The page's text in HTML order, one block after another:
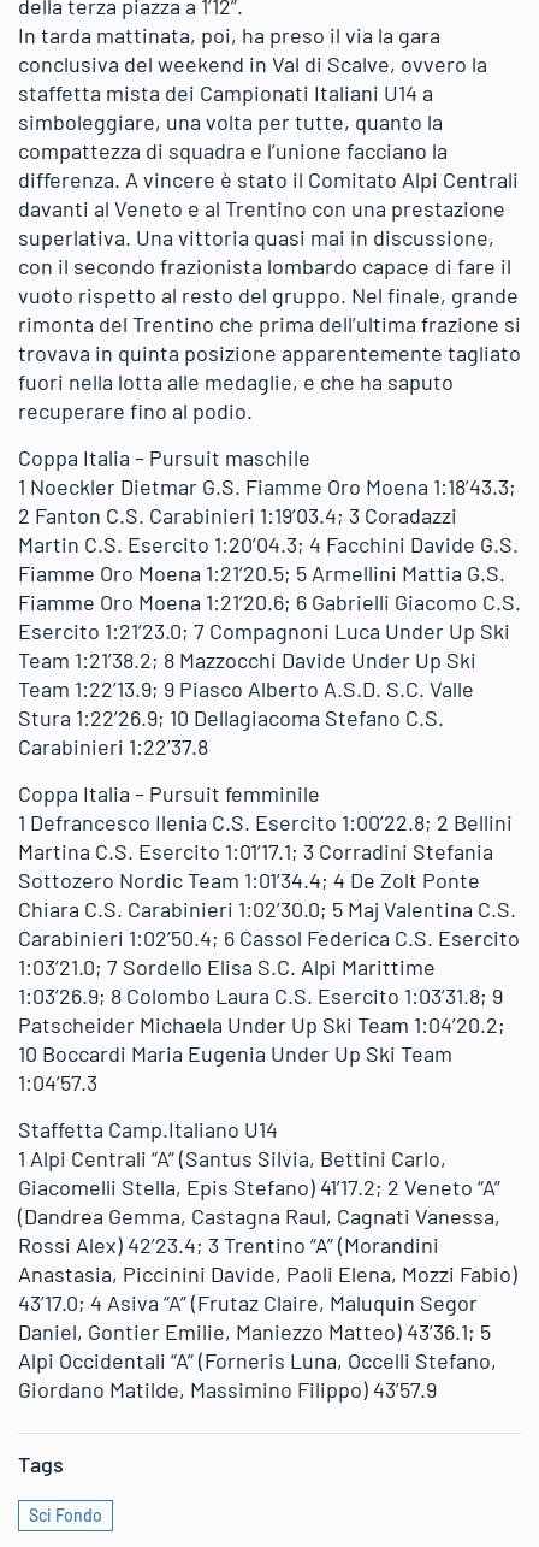
della terza piazza a 1’12”.
In tarda mattinata, poi, ha preso il via la gara
conclusiva del weekend in Val di Scalve, ovvero la
staffetta mista dei Campionati Italiani U14 a
simboleggiare, una volta per tutte, quanto la
compattezza di squadra e l’unione facciano la
differenza. A vincere è stato il Comitato Alpi Centrali
davanti al Veneto e al Trentino con una prestazione
superlativa. Una vittoria quasi mai in discussione,
con il secondo frazionista lombardo capace di fare il
vuoto rispetto al resto del gruppo. Nel finale, grande
rimonta del Trentino che prima dell’ultima frazione si
trovava in quinta posizione apparentemente tagliato
fuori nella lotta alle medaglie, e che ha saputo
recuperare fino al podio.
Coppa Italia – Pursuit maschile
1 Noeckler Dietmar G.S. Fiamme Oro Moena 1:18’43.3;
2 Fanton C.S. Carabinieri 1:19’03.4; 3 Coradazzi
Martin C.S. Esercito 1:20’04.3; 4 Facchini Davide G.S.
Fiamme Oro Moena 1:21’20.5; 5 Armellini Mattia G.S.
Fiamme Oro Moena 1:21’20.6; 6 Gabrielli Giacomo C.S.
Esercito 1:21’23.0; 7 Compagnoni Luca Under Up Ski
Team 1:21’38.2; 8 Mazzocchi Davide Under Up Ski
Team 1:22’13.9; 9 Piasco Alberto A.S.D. S.C. Valle
Stura 1:22’26.9; 10 Dellagiacoma Stefano C.S.
Carabinieri 1:22’37.8
Coppa Italia – Pursuit femminile
1 Defrancesco Ilenia C.S. Esercito 1:00’22.8; 2 Bellini
Martina C.S. Esercito 1:01’17.1; 3 Corradini Stefania
Sottozero Nordic Team 1:01’34.4; 4 De Zolt Ponte
Chiara C.S. Carabinieri 1:02’30.0; 5 Maj Valentina C.S.
Carabinieri 1:02’50.4; 6 Cassol Federica C.S. Esercito
1:03’21.0; 7 Sordello Elisa S.C. Alpi Marittime
1:03’26.9; 8 Colombo Laura C.S. Esercito 1:03’31.8; 9
Patscheider Michaela Under Up Ski Team 1:04’20.2;
10 Boccardi Maria Eugenia Under Up Ski Team
1:04’57.3
Staffetta Camp.Italiano U14
1 Alpi Centrali “A” (Santus Silvia, Bettini Carlo,
Giacomelli Stella, Epis Stefano) 41’17.2; 2 Veneto “A”
(Dandrea Gemma, Castagna Raul, Cagnati Vanessa,
Rossi Alex) 42’23.4; 3 Trentino “A” (Morandini
Anastasia, Piccinini Davide, Paoli Elena, Mozzi Fabio)
43’17.0; 4 Asiva “A” (Frutaz Claire, Maluquin Segor
Daniel, Gontier Emilie, Maniezzo Matteo) 43’36.1; 5
Alpi Occidentali “A” (Forneris Luna, Occelli Stefano,
Giordano Matilde, Massimino Filippo) 43’57.9
Tags
Sci Fondo